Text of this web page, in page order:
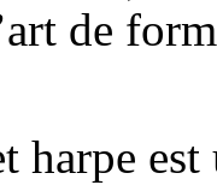
de
harpe